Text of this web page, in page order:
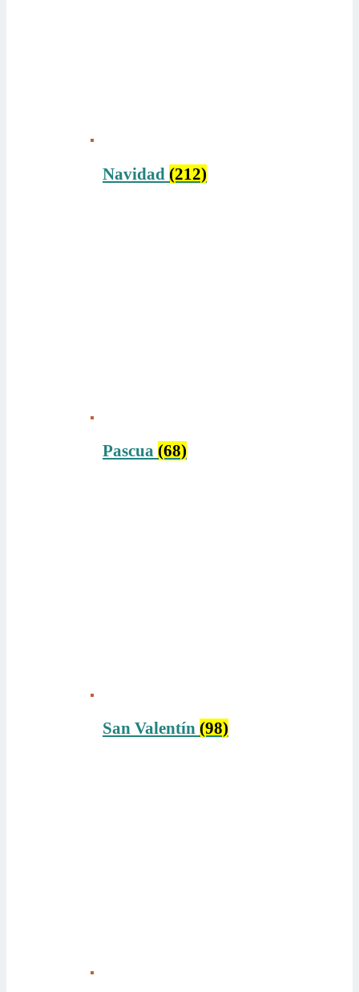
Navidad (212)
Pascua (68)
San Valentín (98)